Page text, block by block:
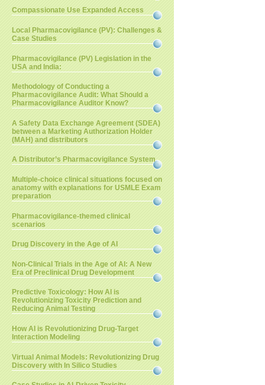
Compassionate Use Expanded Access
Local Pharmacovigilance (PV): Challenges &
Case Studies
Pharmacovigilance (PV) Legislation in the
USA and India:
Methodology of Conducting a
Pharmacovigilance Audit: What Should a
Pharmacovigilance Auditor Know?
A Safety Data Exchange Agreement (SDEA)
between a Marketing Authorization Holder
(MAH) and distributors
A Distributor’s Pharmacovigilance System
Multiple-choice clinical situations focused on
anatomy with explanations for USMLE Exam
preparation
Pharmacovigilance-themed clinical
scenarios
Drug Discovery in the Age of AI
Non-Clinical Trials in the Age of AI: A New
Era of Preclinical Drug Development
Predictive Toxicology: How AI is
Revolutionizing Toxicity Prediction and
Reducing Animal Testing
How AI is Revolutionizing Drug-Target
Interaction Modeling
Virtual Animal Models: Revolutionizing Drug
Discovery with In Silico Studies